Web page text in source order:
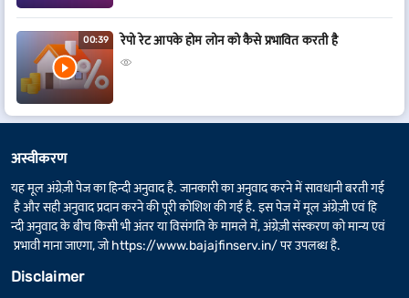
00:39 रेपो रेट आपके होम लोन को कैसे प्रभावित करती है
अस्वीकरण
यह मूल अंग्रेज़ी पेज का हिन्दी अनुवाद है. जानकारी का अनुवाद करने में सावधानी बरती गई
है और सही अनुवाद प्रदान करने की पूरी कोशिश की गई है. इस पेज में मूल अंग्रेज़ी एवं हि
न्दी अनुवाद के बीच किसी भी अंतर या विसंगति के मामले में, अंग्रेज़ी संस्करण को मान्य एवं
प्रभावी माना जाएगा, जोhttps://www.bajajfinserv.in/पर उपलब्ध है.
Disclaimer